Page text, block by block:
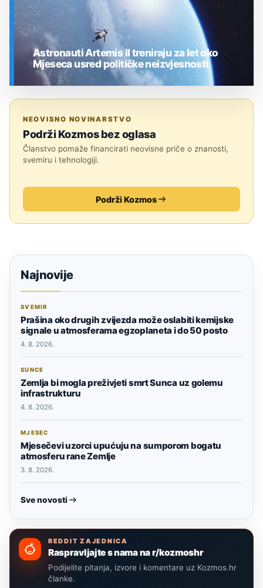
Astronauti Artemis II treniraju za let oko
Mjeseca usred političke neizvjesnosti
NEOVISNO NOVINARSTVO
Podrži Kozmos bez oglasa
Članstvo pomaže financirati neovisne priče o znanosti,
svemiru i tehnologiji.
Podrži Kozmos
Najnovije
SVEMIR
Prašina oko drugih zvijezda može oslabiti kemijske
signale u atmosferama egzoplaneta i do 50 posto
4. 8. 2026.
SUNCE
Zemlja bi mogla preživjeti smrt Sunca uz golemu
infrastrukturu
4. 8. 2026.
MJESEC
Mjesečevi uzorci upućuju na sumporom bogatu
atmosferu rane Zemlje
3. 8. 2026.
Sve novosti
REDDIT ZAJEDNICA
Raspravljajte s nama na r/kozmoshr
Podijelite pitanja, izvore i komentare uz Kozmos.hr
članke.